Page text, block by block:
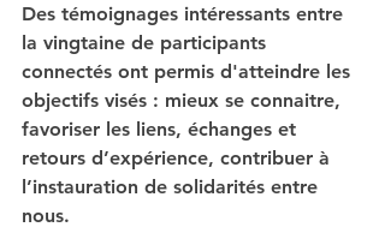
Des témoignages intéressants entre
la vingtaine de participants
connectés ont permis d'atteindre les
objectifs visés : mieux se connaitre,
favoriser les liens, échanges et
retours d’expérience, contribuer à
l’instauration de solidarités entre
nous.